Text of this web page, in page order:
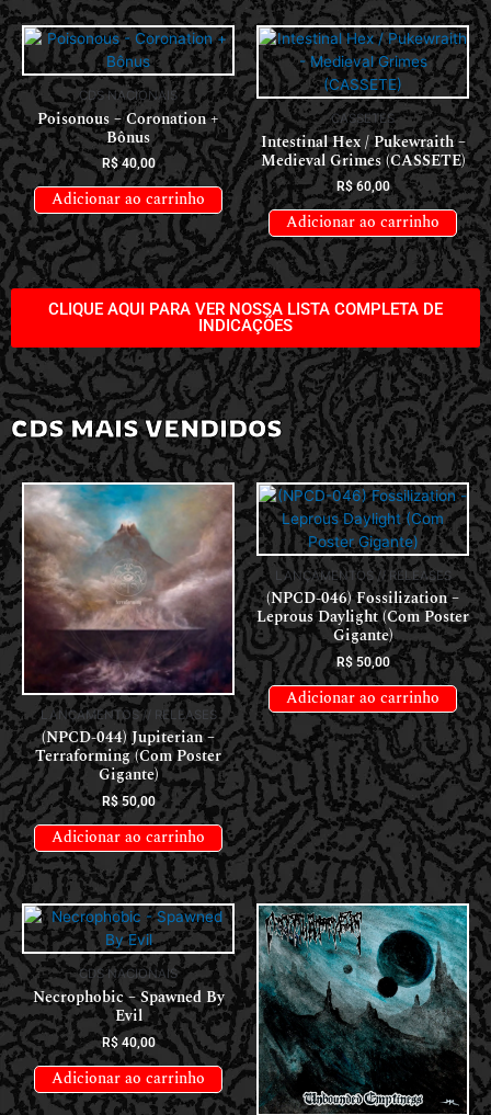
CDS NACIONAIS
Poisonous – Coronation +
Bônus
R$40,00
Adicionar ao carrinho
CASSETES
Intestinal Hex / Pukewraith –
Medieval Grimes (CASSETE)
R$60,00
Adicionar ao carrinho
CLIQUE AQUI PARA VER NOSSA LISTA COMPLETA DE
INDICAÇÕES
CDS MAIS VENDIDOS
LANÇAMENTOS // RELEASES
(NPCD-044) Jupiterian –
Terraforming (Com Poster
Gigante)
R$50,00
Adicionar ao carrinho
LANÇAMENTOS // RELEASES
(NPCD-046) Fossilization –
Leprous Daylight (Com Poster
Gigante)
R$50,00
Adicionar ao carrinho
CDS NACIONAIS
Necrophobic – Spawned By
Evil
R$40,00
Adicionar ao carrinho